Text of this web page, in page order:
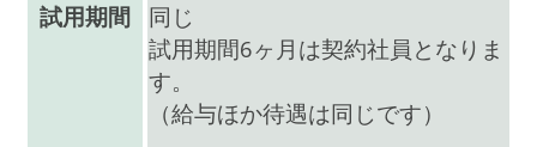
試用期間
同じ
試用期間6ヶ月は契約社員となりま
す。
（給与ほか待遇は同じです）